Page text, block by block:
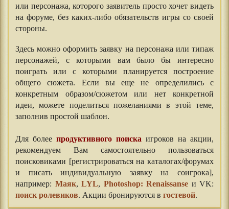
или персонажа, которого заявитель просто хочет видеть
на форуме, без каких-либо обязательств игры со своей
стороны.
Здесь можно оформить заявку на персонажа или типаж
персонажей, с которыми вам было бы интересно
поиграть или с которыми планируется построение
общего сюжета. Если вы еще не определились с
конкретным образом/сюжетом или нет конкретной
идеи, можете поделиться пожеланиями в этой теме,
заполнив простой шаблон.⠀
Для более продуктивного поиска игроков на акции,
рекомендуем Вам самостоятельно пользоваться
поисковиками [регистрироваться на каталогах/форумах
и писать индивидуальную заявку на соигрока],
например: Маяк, LYL, Photoshop: Renaissanse и VK:
поиск ролевиков. Акции бронируются в гостевой.